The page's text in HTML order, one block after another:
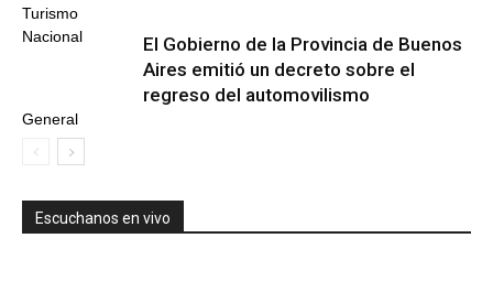
Turismo
Nacional
General
El Gobierno de la Provincia de Buenos
Aires emitió un decreto sobre el
regreso del automovilismo
Escuchanos en vivo